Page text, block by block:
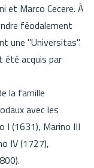
et Marco Cecere. À
féodalement
une "Universitas".
été acquis par
la famille
avec les
I (1631), Marino III
IV (1727),